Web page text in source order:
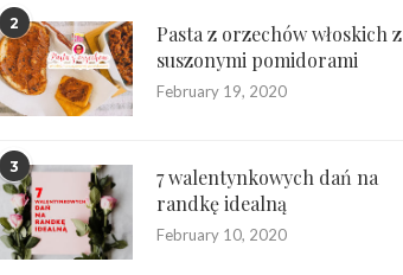
2
Pasta z orzechów włoskich z
suszonymi pomidorami
February 19, 2020
3
7 walentynkowych dań na
randkę idealną
February 10, 2020